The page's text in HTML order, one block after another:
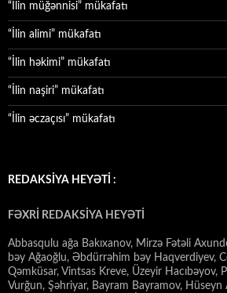
“İlin müğənnisi” mükafatı
“İlin alimi” mükafatı
“İlin həkimi” mükafatı
“İlin naşiri” mükafatı
“İlin əczaçısı” mükafatı
REDAKSİYA HEYƏTİ :
FƏXRİ REDAKSİYA HEYƏTİ
Abbasqulu ağa Bakıxanov, Mirzə Fətəli
bəy Ağaoğlu, Əbdürrəhim bəy Haqverdiyev,
Qəmküsar, Vintsas Kreve, Üzeyir Hacıbəyov,
Vurğun, Şəhriyar, Bayram Bayramov,